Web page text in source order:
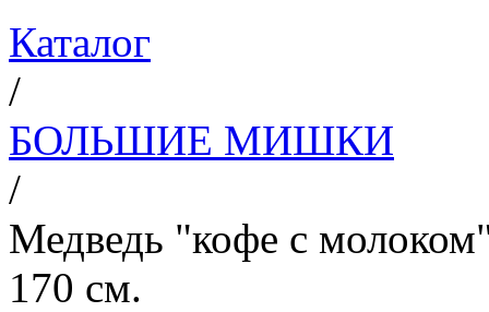
Каталог
/
БОЛЬШИЕ МИШКИ
/
Медведь "кофе с
170 см.